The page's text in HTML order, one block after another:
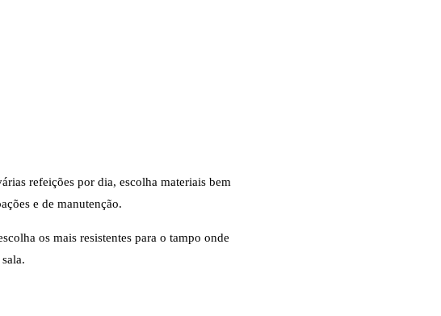
refeições por dia, escolha materiais bem
e de manutenção.
os mais resistentes para o tampo onde